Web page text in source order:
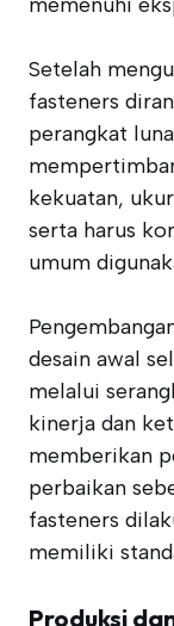
Setelah
fasteners
perangkat
kekuatan,
serta harus
umum
desain awal
melalui
kinerja dan
memberikan
perbaikan
fasteners
memiliki
Produksi